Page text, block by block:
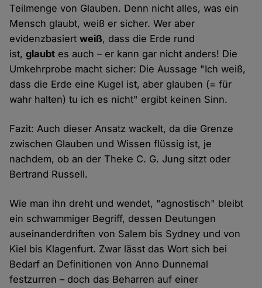
Teilmenge von Glauben. Denn nicht alles, was ein
Mensch glaubt, weiß er sicher. Wer aber
evidenzbasiertweiß, dass die Erde rund
ist,glaubt es auch – er kann gar nicht anders! Die
Umkehrprobe macht sicher: Die Aussage "Ich weiß,
dass die Erde eine Kugel ist, aber glauben (= für
wahr halten) tu ich es nicht" ergibt keinen Sinn.
Fazit: Auch dieser Ansatz wackelt, da die Grenze
zwischen Glauben und Wissen flüssig ist, je
nachdem, ob an der Theke C. G. Jung sitzt oder
Bertrand Russell.
Wie man ihn dreht und wendet, "agnostisch" bleibt
ein schwammiger Begriff, dessen Deutungen
auseinanderdriften von Salem bis Sydney und von
Kiel bis Klagenfurt. Zwar lässt das Wort sich bei
Bedarf an Definitionen von Anno Dunnemal
festzurren – doch das Beharren auf einer